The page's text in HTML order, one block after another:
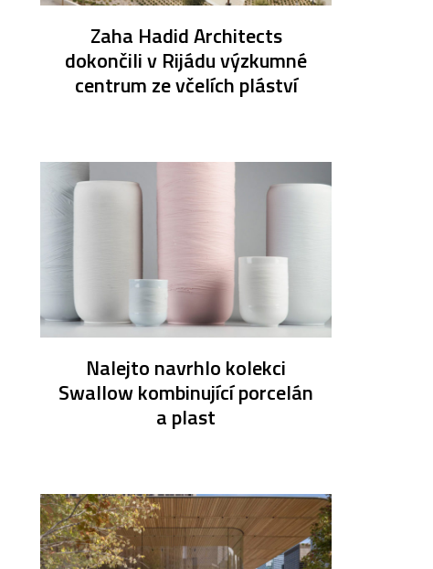
Zaha Hadid Architects
dokončili v Rijádu výzkumné
centrum ze včelích pláství
Nalejto navrhlo kolekci
Swallow kombinující porcelán
a plast